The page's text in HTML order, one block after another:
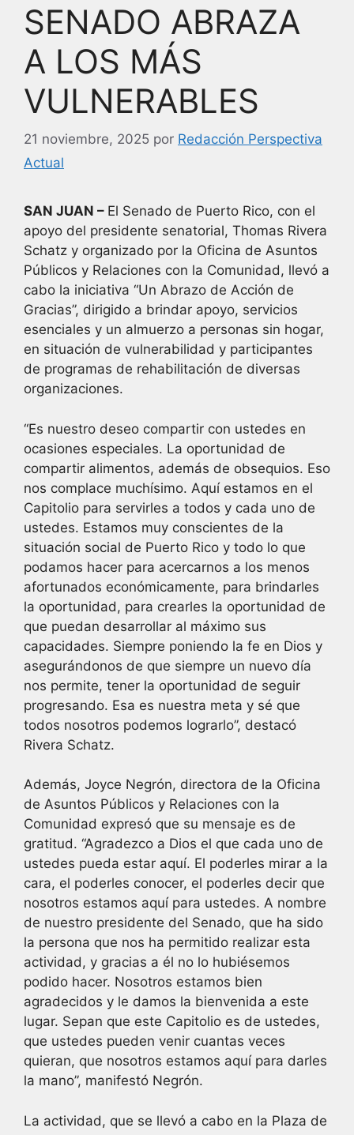
SENADO ABRAZA
A LOS MÁS
VULNERABLES
21 noviembre, 2025 por Redacción Perspectiva
Actual
SAN JUAN – El Senado de Puerto Rico, con el
apoyo del presidente senatorial, Thomas Rivera
Schatz y organizado por la Oficina de Asuntos
Públicos y Relaciones con la Comunidad, llevó a
cabo la iniciativa “Un Abrazo de Acción de
Gracias”, dirigido a brindar apoyo, servicios
esenciales y un almuerzo a personas sin hogar,
en situación de vulnerabilidad y participantes
de programas de rehabilitación de diversas
organizaciones.
“Es nuestro deseo compartir con ustedes en
ocasiones especiales. La oportunidad de
compartir alimentos, además de obsequios. Eso
nos complace muchísimo. Aquí estamos en el
Capitolio para servirles a todos y cada uno de
ustedes. Estamos muy conscientes de la
situación social de Puerto Rico y todo lo que
podamos hacer para acercarnos a los menos
afortunados económicamente, para brindarles
la oportunidad, para crearles la oportunidad de
que puedan desarrollar al máximo sus
capacidades. Siempre poniendo la fe en Dios y
asegurándonos de que siempre un nuevo día
nos permite, tener la oportunidad de seguir
progresando. Esa es nuestra meta y sé que
todos nosotros podemos lograrlo”, destacó
Rivera Schatz.
Además, Joyce Negrón, directora de la Oficina
de Asuntos Públicos y Relaciones con la
Comunidad expresó que su mensaje es de
gratitud. “Agradezco a Dios el que cada uno de
ustedes pueda estar aquí. El poderles mirar a la
cara, el poderles conocer, el poderles decir que
nosotros estamos aquí para ustedes. A nombre
de nuestro presidente del Senado, que ha sido
la persona que nos ha permitido realizar esta
actividad, y gracias a él no lo hubiésemos
podido hacer. Nosotros estamos bien
agradecidos y le damos la bienvenida a este
lugar. Sepan que este Capitolio es de ustedes,
que ustedes pueden venir cuantas veces
quieran, que nosotros estamos aquí para darles
la mano”, manifestó Negrón.
La actividad, que se llevó a cabo en la Plaza de